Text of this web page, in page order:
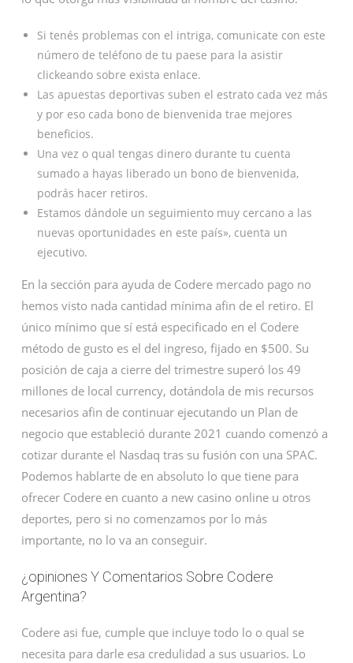
Si tenés problemas con el intriga, comunicate con este
número de teléfono de tu paese para la asistir
clickeando sobre exista enlace.
Las apuestas deportivas suben el estrato cada vez más
y por eso cada bono de bienvenida trae mejores
beneficios.
Una vez o qual tengas dinero durante tu cuenta
sumado a hayas liberado un bono de bienvenida,
podrás hacer retiros.
Estamos dándole un seguimiento muy cercano a las
nuevas oportunidades en este país», cuenta un
ejecutivo.
En la sección para ayuda de Codere mercado pago no
hemos visto nada cantidad mínima afin de el retiro. El
único mínimo que sí está especificado en el Codere
método de gusto es el del ingreso, fijado en $500. Su
posición de caja a cierre del trimestre superó los 49
millones de local currency, dotándola de mis recursos
necesarios afin de continuar ejecutando un Plan de
negocio que estableció durante 2021 cuando comenzó a
cotizar durante el Nasdaq tras su fusión con una SPAC.
Podemos hablarte de en absoluto lo que tiene para
ofrecer Codere en cuanto a new casino online u otros
deportes, pero si no comenzamos por lo más
importante, no lo va an conseguir.
¿opiniones Y Comentarios Sobre Codere
Argentina?
Codere asi fue, cumple que incluye todo lo o qual se
necesita para darle esa credulidad a sus usuarios. Lo